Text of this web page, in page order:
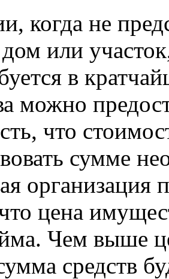
когда не
или
в
можно
что
сумме
организация
цена
Чем выше
средств